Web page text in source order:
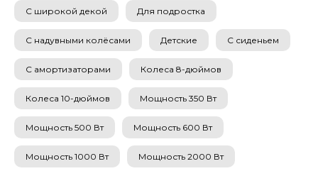
С широкой декой Для подростка
С надувными колёсами Детские С сиденьем
С амортизаторами Колеса 8-дюймов
Колеса 10-дюймов Мощность 350 Вт
Мощность 500 Вт Мощность 600 Вт
Мощность 1000 Вт Мощность 2000 Вт